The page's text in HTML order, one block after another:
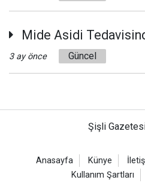
Mide Asidi
3 ay önce Güncel
Şişli
Anasayfa Künye
Kullanım Şartları